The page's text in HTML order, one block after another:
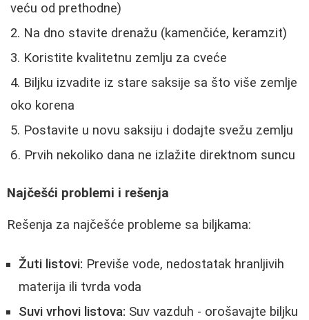
veću od prethodne)
Na dno stavite drenažu (kamenčiće, keramzit)
Koristite kvalitetnu zemlju za cveće
Biljku izvadite iz stare saksije sa što više zemlje
oko korena
Postavite u novu saksiju i dodajte svežu zemlju
Prvih nekoliko dana ne izlažite direktnom suncu
Najčešći problemi i rešenja
Rešenja za najčešće probleme sa biljkama:
Žuti listovi: Previše vode, nedostatak hranljivih
materija ili tvrda voda
Suvi vrhovi listova: Suv vazduh - orošavajte biljku